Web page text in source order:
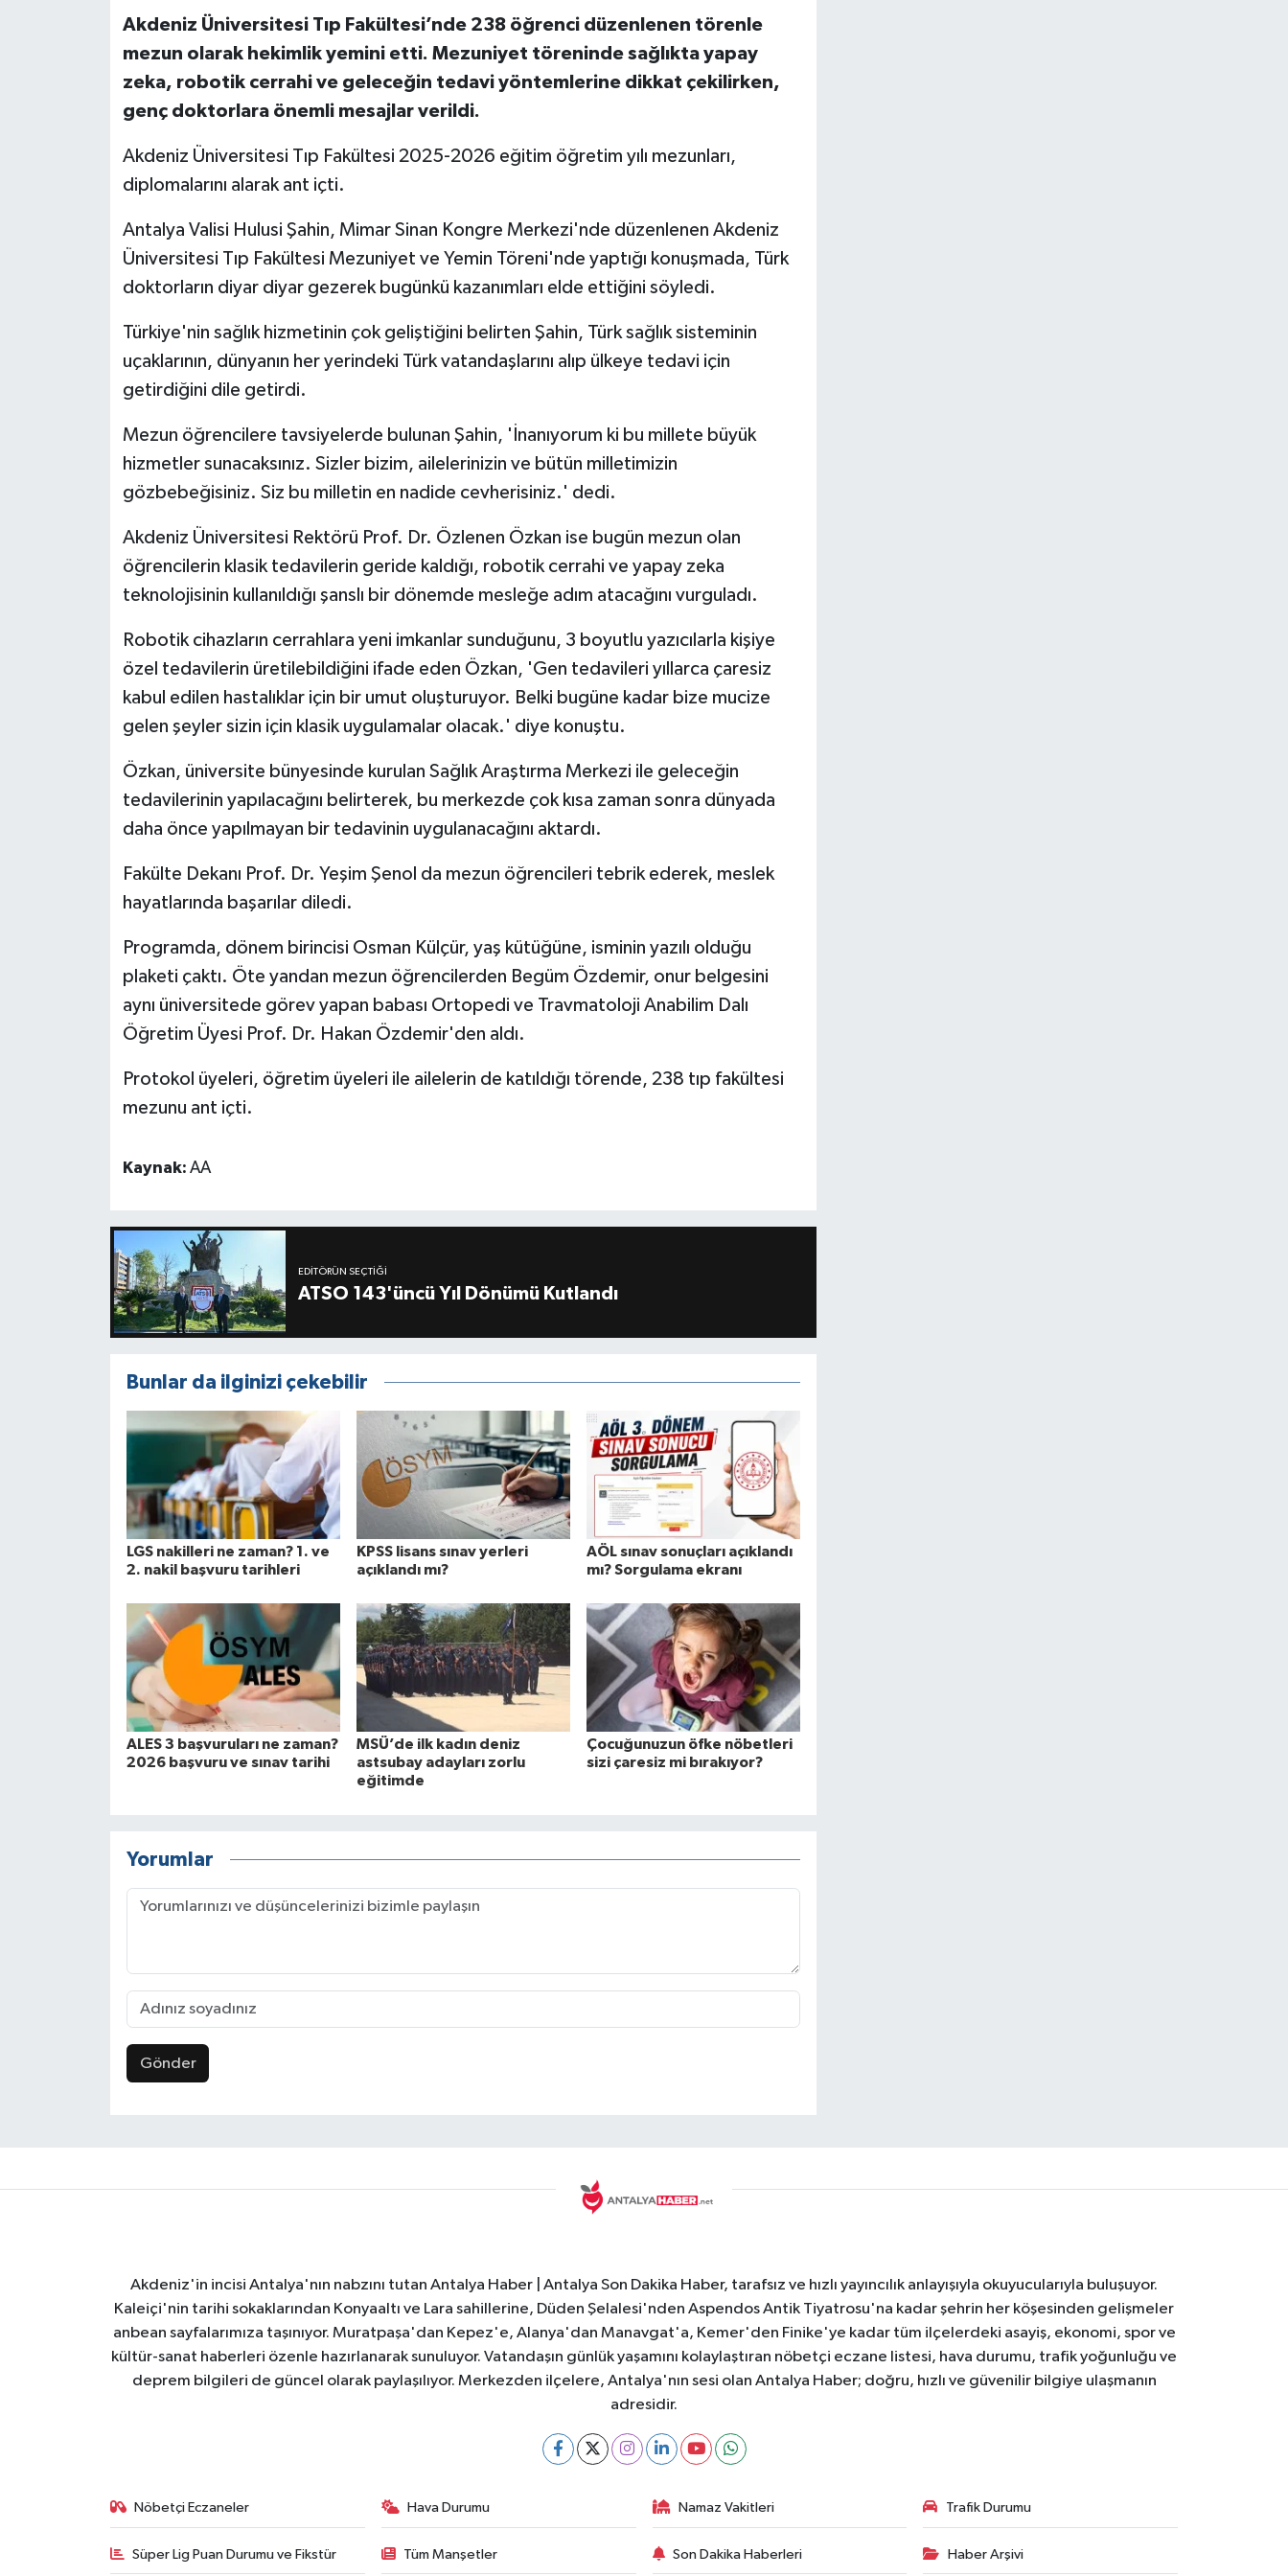
Akdeniz Üniversitesi Tıp Fakültesi’nde 238 öğrenci düzenlenen törenle
mezun olarak hekimlik yemini etti. Mezuniyet töreninde sağlıkta yapay
zeka, robotik cerrahi ve geleceğin tedavi yöntemlerine dikkat çekilirken,
genç doktorlara önemli mesajlar verildi.
Akdeniz Üniversitesi Tıp Fakültesi 2025-2026 eğitim öğretim yılı mezunları,
diplomalarını alarak ant içti.
Antalya Valisi Hulusi Şahin, Mimar Sinan Kongre Merkezi'nde düzenlenen Akdeniz
Üniversitesi Tıp Fakültesi Mezuniyet ve Yemin Töreni'nde yaptığı konuşmada, Türk
doktorların diyar diyar gezerek bugünkü kazanımları elde ettiğini söyledi.
Türkiye'nin sağlık hizmetinin çok geliştiğini belirten Şahin, Türk sağlık sisteminin
uçaklarının, dünyanın her yerindeki Türk vatandaşlarını alıp ülkeye tedavi için
getirdiğini dile getirdi.
Mezun öğrencilere tavsiyelerde bulunan Şahin, 'İnanıyorum ki bu millete büyük
hizmetler sunacaksınız. Sizler bizim, ailelerinizin ve bütün milletimizin
gözbebeğisiniz. Siz bu milletin en nadide cevherisiniz.' dedi.
Akdeniz Üniversitesi Rektörü Prof. Dr. Özlenen Özkan ise bugün mezun olan
öğrencilerin klasik tedavilerin geride kaldığı, robotik cerrahi ve yapay zeka
teknolojisinin kullanıldığı şanslı bir dönemde mesleğe adım atacağını vurguladı.
Robotik cihazların cerrahlara yeni imkanlar sunduğunu, 3 boyutlu yazıcılarla kişiye
özel tedavilerin üretilebildiğini ifade eden Özkan, 'Gen tedavileri yıllarca çaresiz
kabul edilen hastalıklar için bir umut oluşturuyor. Belki bugüne kadar bize mucize
gelen şeyler sizin için klasik uygulamalar olacak.' diye konuştu.
Özkan, üniversite bünyesinde kurulan Sağlık Araştırma Merkezi ile geleceğin
tedavilerinin yapılacağını belirterek, bu merkezde çok kısa zaman sonra dünyada
daha önce yapılmayan bir tedavinin uygulanacağını aktardı.
Fakülte Dekanı Prof. Dr. Yeşim Şenol da mezun öğrencileri tebrik ederek, meslek
hayatlarında başarılar diledi.
Programda, dönem birincisi Osman Külçür, yaş kütüğüne, isminin yazılı olduğu
plaketi çaktı. Öte yandan mezun öğrencilerden Begüm Özdemir, onur belgesini
aynı üniversitede görev yapan babası Ortopedi ve Travmatoloji Anabilim Dalı
Öğretim Üyesi Prof. Dr. Hakan Özdemir'den aldı.
Protokol üyeleri, öğretim üyeleri ile ailelerin de katıldığı törende, 238 tıp fakültesi
mezunu ant içti.
Kaynak: AA
EDITÖRÜN SEÇTIĞI
ATSO 143'üncü Yıl Dönümü Kutlandı
Bunlar da ilginizi çekebilir
LGS nakilleri ne zaman? 1. ve
2. nakil başvuru tarihleri
KPSS lisans sınav yerleri
açıklandı mı?
AÖL sınav sonuçları açıklandı
mı? Sorgulama ekranı
ALES 3 başvuruları ne zaman?
2026 başvuru ve sınav tarihi
MSÜ’de ilk kadın deniz
astsubay adayları zorlu
eğitimde
Çocuğunuzun öfke nöbetleri
sizi çaresiz mi bırakıyor?
Yorumlar
Gönder
Akdeniz'in incisi Antalya'nın nabzını tutan Antalya Haber | Antalya Son Dakika Haber, tarafsız ve hızlı yayıncılık anlayışıyla okuyucularıyla buluşuyor.
Kaleiçi'nin tarihi sokaklarından Konyaaltı ve Lara sahillerine, Düden Şelalesi'nden Aspendos Antik Tiyatrosu'na kadar şehrin her köşesinden gelişmeler
anbean sayfalarımıza taşınıyor. Muratpaşa'dan Kepez'e, Alanya'dan Manavgat'a, Kemer'den Finike'ye kadar tüm ilçelerdeki asayiş, ekonomi, spor ve
kültür-sanat haberleri özenle hazırlanarak sunuluyor. Vatandaşın günlük yaşamını kolaylaştıran nöbetçi eczane listesi, hava durumu, trafik yoğunluğu ve
deprem bilgileri de güncel olarak paylaşılıyor. Merkezden ilçelere, Antalya'nın sesi olan Antalya Haber; doğru, hızlı ve güvenilir bilgiye ulaşmanın
adresidir.
Nöbetçi Eczaneler Hava Durumu Namaz Vakitleri Trafik Durumu
Süper Lig Puan Durumu ve Fikstür Tüm Manşetler Son Dakika Haberleri Haber Arşivi